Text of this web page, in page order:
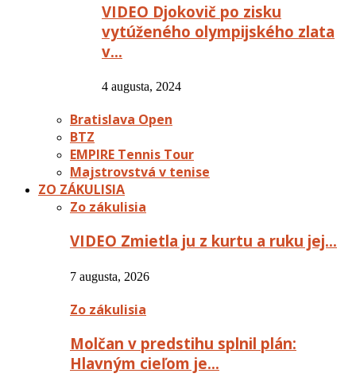
VIDEO Djokovič po zisku
vytúženého olympijského zlata
v…
4 augusta, 2024
Bratislava Open
BTZ
EMPIRE Tennis Tour
Majstrovstvá v tenise
ZO ZÁKULISIA
Zo zákulisia
VIDEO Zmietla ju z kurtu a ruku jej…
7 augusta, 2026
Zo zákulisia
Molčan v predstihu splnil plán:
Hlavným cieľom je…